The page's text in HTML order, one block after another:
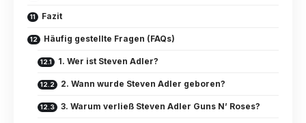
Fazit
Häufig gestellte Fragen (FAQs)
1. Wer ist Steven Adler?
2. Wann wurde Steven Adler geboren?
3. Warum verließ Steven Adler Guns N’ Roses?